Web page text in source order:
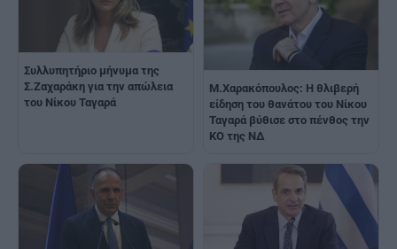
Συλλυπητήριο μήνυμα της
Σ.Ζαχαράκη για την απώλεια
του Νίκου Ταγαρά
Μ.Χαρακόπουλος: Η θλιβερή
είδηση του θανάτου του Νίκου
Ταγαρά βύθισε στο πένθος την
KO της NΔ